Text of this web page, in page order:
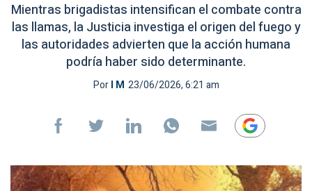
Mientras brigadistas intensifican el combate contra
las llamas, la Justicia investiga el origen del fuego y
las autoridades advierten que la acción humana
podría haber sido determinante.
PorI M 23/06/2026, 6:21 am